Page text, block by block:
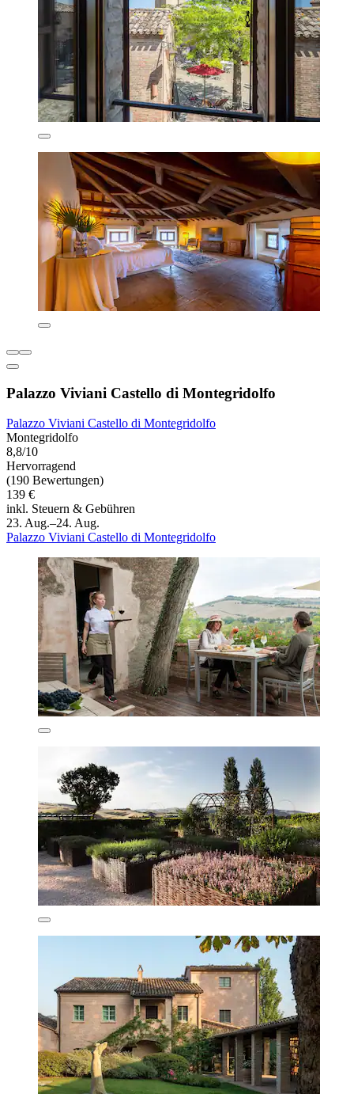
Palazzo Viviani Castello di Montegridolfo
Palazzo Viviani Castello di Montegridolfo
Montegridolfo
8,8/10
Hervorragend
(190 Bewertungen)
139 €
inkl. Steuern & Gebühren
23. Aug.–24. Aug.
Palazzo Viviani Castello di Montegridolfo